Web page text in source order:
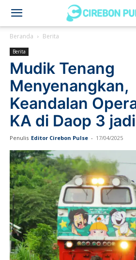
Cirebon
Pulse
Beranda Berita
Berita
Mudik Tenang
Menyenangkan,
Keandalan
KA di Daop 3
Penulis Editor Cirebon Pulse - 17/04/2025